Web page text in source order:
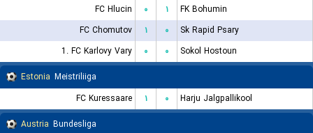
FC Hlucin
۰ ۱
FK Bohumin
FC Chomutov
۱ ۰
Sk Rapid Psary
1. FC Karlovy Vary
۰ ۰
Sokol Hostoun
Estonia Meistriliiga
FC Kuressaare
۱ ۰
Harju Jalgpallikool
Austria Bundesliga